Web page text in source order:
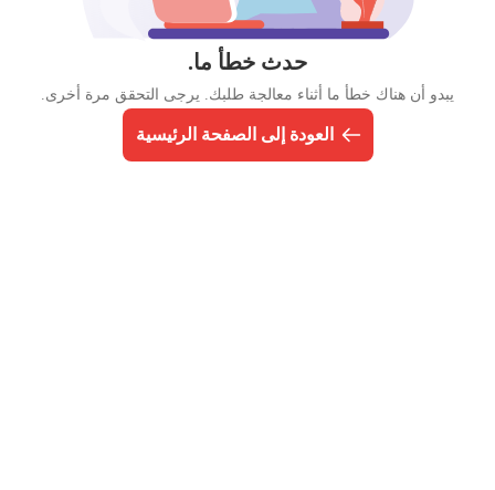
حدث خطأ ما.
يبدو أن هناك خطأ ما أثناء معالجة طلبك. يرجى التحقق مرة أخرى.
العودة إلى الصفحة الرئيسية